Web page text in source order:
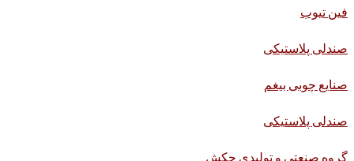
فین تیوب
صندلی پلاستیکی
صنایع چوبی بیغم
صندلی پلاستیکی
گروه صنعتی و تولیدی چکش